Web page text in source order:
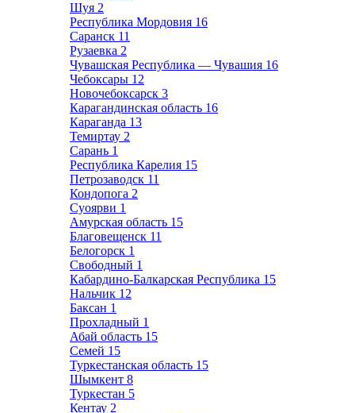
Шуя 2
Республика Мордовия 16
Саранск 11
Рузаевка 2
Чувашская Республика — Чувашия 16
Чебоксары 12
Новочебоксарск 3
Карагандинская область 16
Караганда 13
Темиртау 2
Сарань 1
Республика Карелия 15
Петрозаводск 11
Кондопога 2
Суоярви 1
Амурская область 15
Благовещенск 11
Белогорск 1
Свободный 1
Кабардино-Балкарская Республика 15
Нальчик 12
Баксан 1
Прохладный 1
Абай область 15
Семей 15
Туркестанская область 15
Шымкент 8
Туркестан 5
Кентау 2